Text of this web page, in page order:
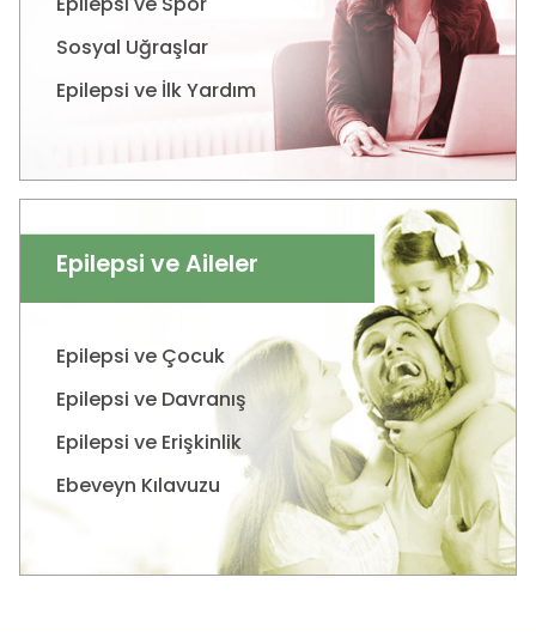
Sosyal Uğraşlar
Epilepsi ve İlk Yardım
Epilepsi ve Aileler
Epilepsi ve Çocuk
Epilepsi ve Davranış
Epilepsi ve Erişkinlik
Ebeveyn Kılavuzu